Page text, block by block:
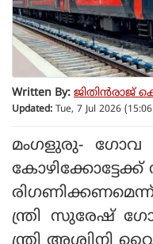
Written By: ജിതിൻരാജ്
Updated: Tue, 7 Jul 2026
മംഗളുരു- ഗോവ
കോഴിക്കോട്ടേക്ക്
ന്ത്രി സുരേഷ്